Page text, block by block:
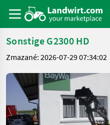
Sonstige G2300 HD
Zmazané: 2026-07-29 07:34:02